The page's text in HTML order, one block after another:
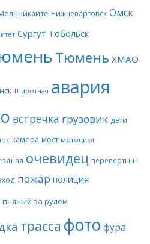
Нижневартовск Омск
Сургут Тобольск
Тюмень ХМАО
Широтная авария
встречка грузовик дети
камера мост мотоцикл
очевидец перевертыш
пожар полиция
пьяный за рулем
трасса фото фура